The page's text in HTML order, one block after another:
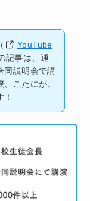
YouTube
記事は、通
同説明会で講
こたにが、